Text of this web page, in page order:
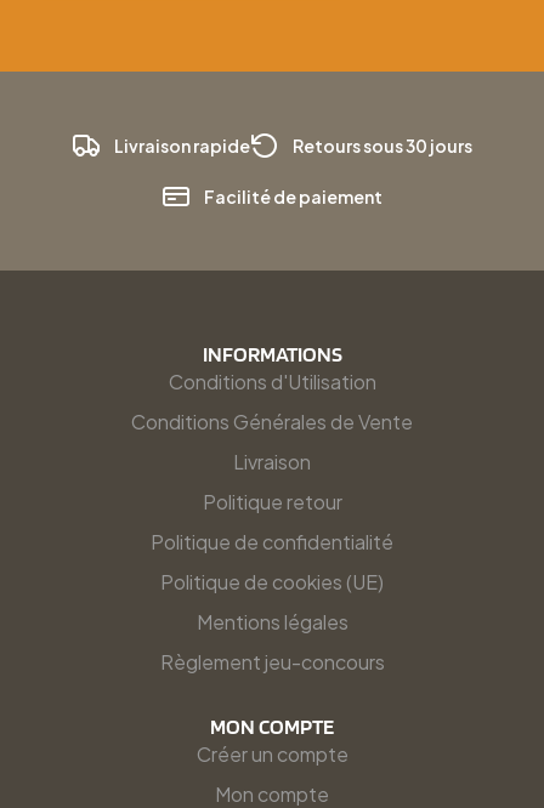
Livraison rapide Retours sous 30 jours
Facilité de paiement
INFORMATIONS
Conditions d'Utilisation
Conditions Générales de Vente
Livraison
Politique retour
Politique de confidentialité
Politique de cookies (UE)
Mentions légales
Règlement jeu-concours
MON COMPTE
Créer un compte
Mon compte